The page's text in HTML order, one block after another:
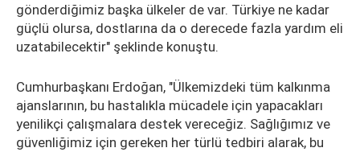
gönderdiğimiz başka ülkeler de var. Türkiye ne kadar
güçlü olursa, dostlarına da o derecede fazla yardım eli
uzatabilecektir" şeklinde konuştu.
Cumhurbaşkanı Erdoğan, "Ülkemizdeki tüm kalkınma
ajanslarının, bu hastalıkla mücadele için yapacakları
yenilikçi çalışmalara destek vereceğiz. Sağlığımız ve
güvenliğimiz için gereken her türlü tedbiri alarak, bu